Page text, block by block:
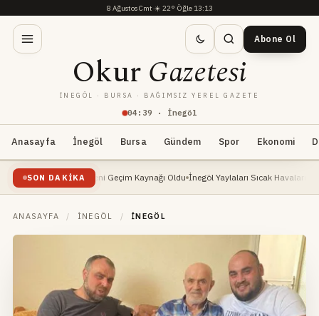
8 Ağustos Cmt·☀️ 22°·Öğle 13:13
04: 39 · İnegöl
OkurGazetesi
İNEGÖL · BURSA · BAĞIMSIZ YEREL GAZETE
Abone Ol
Anasayfa İnegöl Bursa Gündem Spor Ekonomi
SON DAKIKA
Yeni Geçim Kaynağı Oldu İnegöl Yaylaları Sıcak Havalarda Doğa
ANASAYFA / İNEGÖL / İNEGÖL